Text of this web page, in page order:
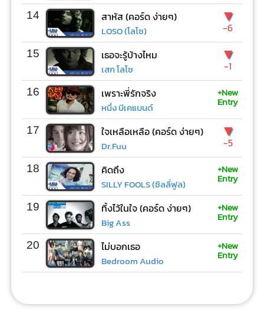
14 สาหัส (คอร์ด ง่ายๆ)
LOSO (โลโซ)
▼
-6
15 เธอจะรู้บ้างไหม
เสก โลโซ
▼
-1
16 เพราะพี่รักจริง
หนึ่ง บีเคแบนด์
+New
Entry
17 ใจเหลือเหลือ (คอร์ด ง่ายๆ)
Dr.Fuu
▼
-5
18 คิดถึง
SILLY FOOLS (ซิลลี่ฟูล)
+New
Entry
19 ทิ้งไว้ในใจ (คอร์ด ง่ายๆ)
Big Ass
+New
Entry
20 ไม่บอกเธอ
Bedroom Audio
+New
Entry